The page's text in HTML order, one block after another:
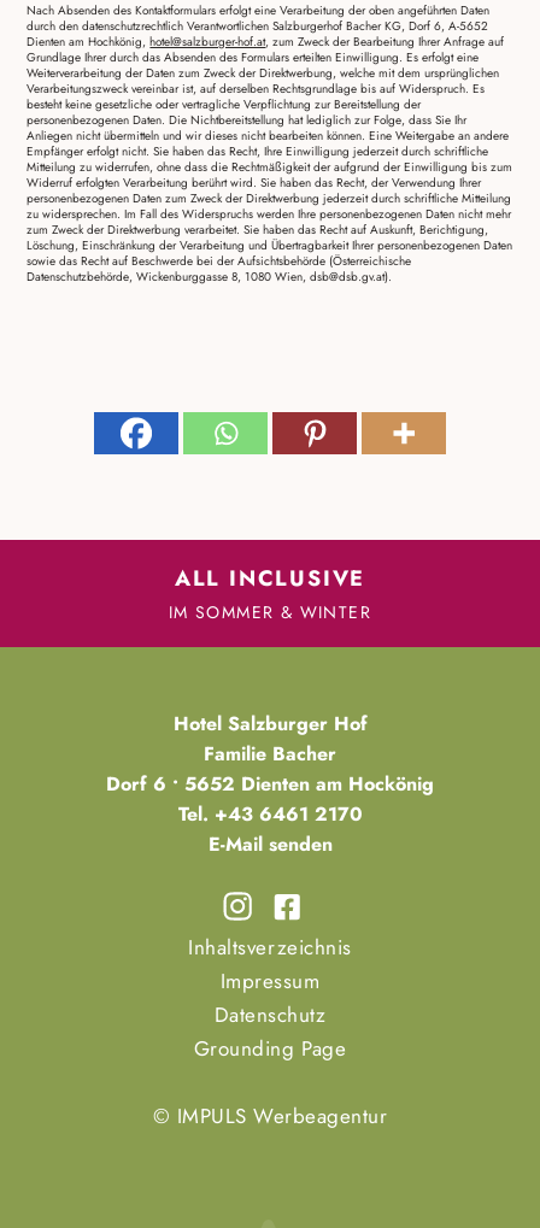
Nach Absenden des Kontaktformulars erfolgt eine Verarbeitung der oben angeführten Daten
durch den datenschutzrechtlich Verantwortlichen Salzburgerhof Bacher KG, Dorf 6, A-5652
Dienten am Hochkönig,hotel@salzburger-hof.at, zum Zweck der Bearbeitung Ihrer Anfrage auf
Grundlage Ihrer durch das Absenden des Formulars erteilten Einwilligung. Es erfolgt eine
Weiterverarbeitung der Daten zum Zweck der Direktwerbung, welche mit dem ursprünglichen
Verarbeitungszweck vereinbar ist, auf derselben Rec­htsgrundlage bis auf Widerspruch. Es
besteht keine gesetzliche oder vertragliche Verpflichtung zur Bereitstellung der
personenbezogenen Daten. Die Nichtbereitstellung hat lediglich zur Folge, dass Sie Ihr
Anliegen nicht übermitteln und wir dieses nicht bearbeiten können. Eine Weitergabe an andere
Empfänger erfolgt nicht. Sie haben das Recht, Ihre Einwilligung jederzeit durch schriftliche
Mitteilung zu widerrufen, ohne dass die Rechtmäßigkeit der aufgrund der Einwilligung bis zum
Widerruf erfolgten Verarbeitung berührt wird. Sie haben das Recht, der Verwendung Ihrer
personenbezogenen Daten zum Zweck der Direktwerbung jederzeit durch schriftliche Mitteilung
zu widersprechen. Im Fall des Widerspruchs werden Ihre personenbezogenen Daten nicht mehr
zum Zweck der Direktwerbung verarbeitet. Sie haben das Recht auf Auskunft, Berichtigung,
Löschung, Einschränkung der Verarbeitung und Übertragbarkeit Ihrer personenbezogenen Daten
sowie das Recht auf Beschwerde bei der Aufsichtsbehörde (Österreichische
Datenschutzbehörde, Wickenburggasse 8, 1080 Wien, dsb@dsb.gv.at).
ALL INCLUSIVE
IM SOMMER & WINTER
Hotel Salzburger Hof
Familie Bacher
Dorf 6 • 5652 Dienten am Hockönig
Tel. +43 6461 2170
E-Mail senden
Inhaltsverzeichnis
Impressum
Datenschutz
Grounding Page
© IMPULS Werbeagentur